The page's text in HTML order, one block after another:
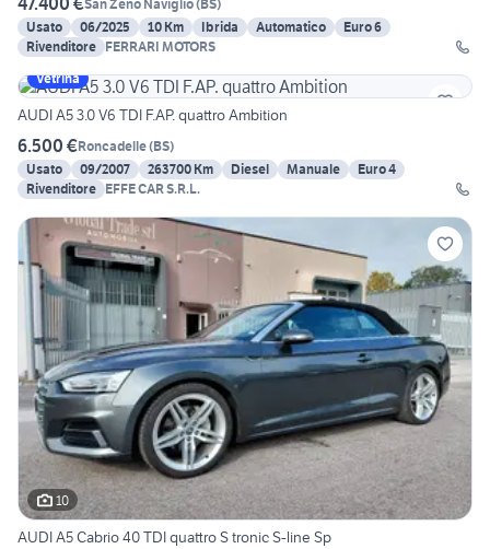
San Zeno Naviglio(BS)
Usato
06/2025 10 Km Ibrida Automatico
Euro 6
Rivenditore FERRARI MOTORS
Vetrina
AUDI A5 3.0 V6 TDI F.AP. quattro Ambition
6.500 €Roncadelle(BS)
Usato
09/2007 263700 Km Diesel Manuale
Euro 4
Rivenditore EFFE CAR S.R.L.
10
AUDI A5 Cabrio 40 TDI quattro S tronic S-line Sp